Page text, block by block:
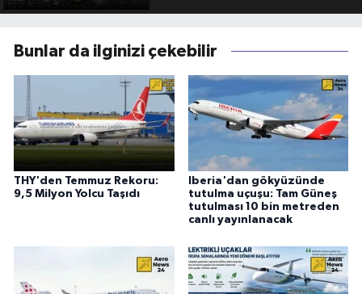
Bunlar da ilginizi çekebilir
THY'den Temmuz Rekoru:
9,5 Milyon Yolcu Taşıdı
Iberia'dan gökyüzünde
tutulma uçuşu: Tam Güneş
tutulması 10 bin metreden
canlı yayınlanacak